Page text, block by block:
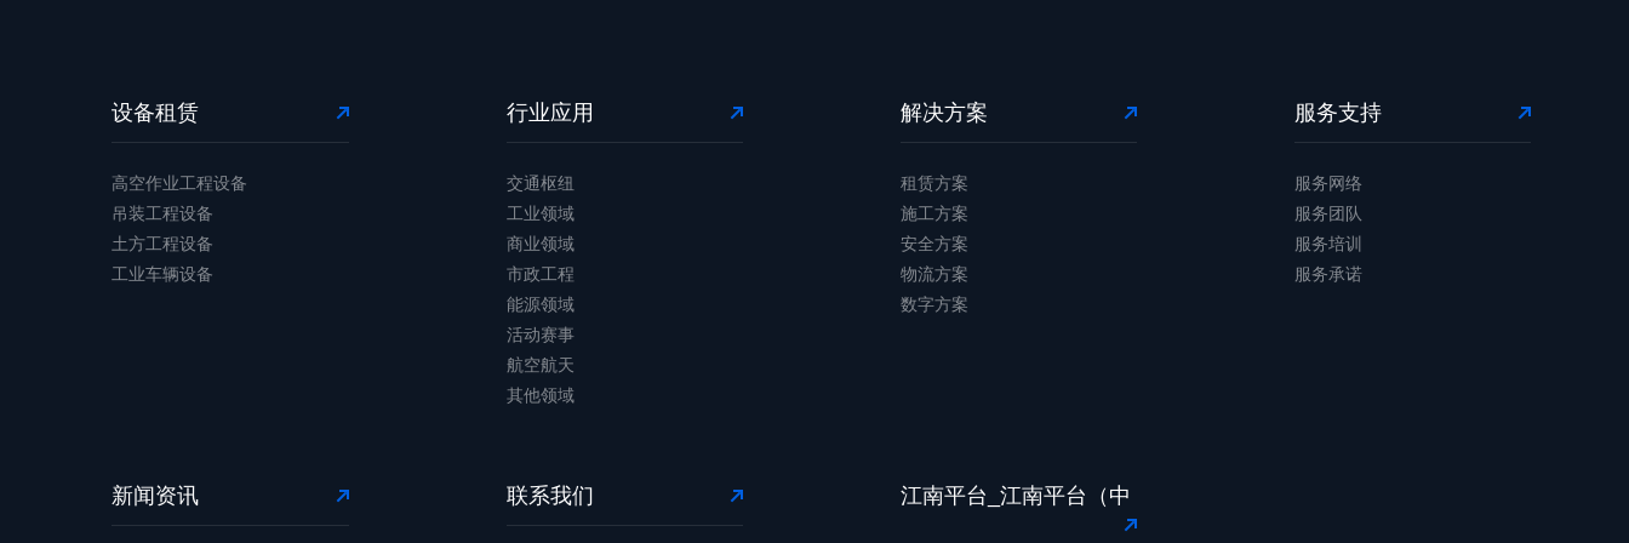
设备租赁
高空作业工程设备
吊装工程设备
土方工程设备
工业车辆设备
行业应用
交通枢纽
工业领域
商业领域
市政工程
能源领域
活动赛事
航空航天
其他领域
解决方案
租赁方案
施工方案
安全方案
物流方案
数字方案
服务支持
服务网络
服务团队
服务培训
服务承诺
新闻资讯 联系我们 江南平台_江南平台（中